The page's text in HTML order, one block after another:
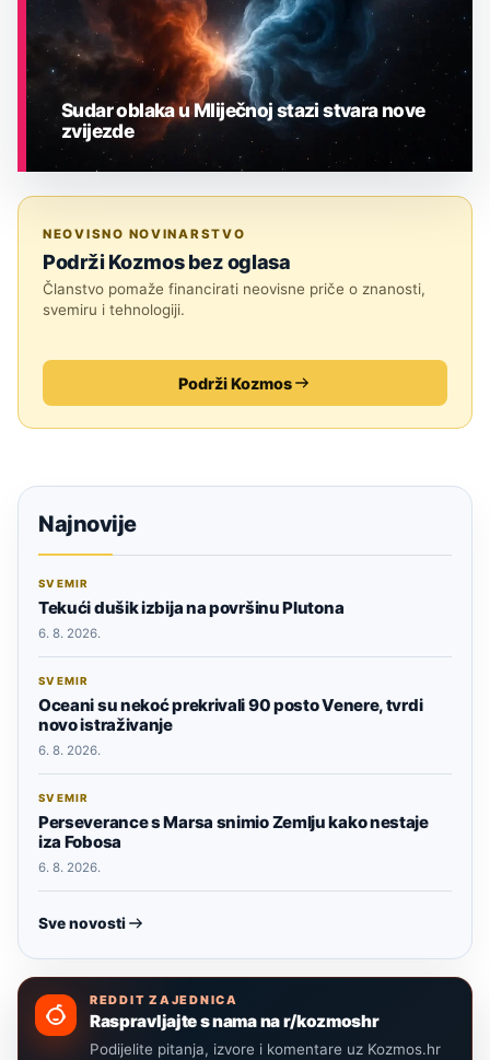
Sudar oblaka u Mliječnoj stazi stvara nove
zvijezde
NEOVISNO NOVINARSTVO
Podrži Kozmos bez oglasa
Članstvo pomaže financirati neovisne priče o znanosti,
svemiru i tehnologiji.
Podrži Kozmos
Najnovije
SVEMIR
Tekući dušik izbija na površinu Plutona
6. 8. 2026.
SVEMIR
Oceani su nekoć prekrivali 90 posto Venere, tvrdi
novo istraživanje
6. 8. 2026.
SVEMIR
Perseverance s Marsa snimio Zemlju kako nestaje
iza Fobosa
6. 8. 2026.
Sve novosti
REDDIT ZAJEDNICA
Raspravljajte s nama na r/kozmoshr
Podijelite pitanja, izvore i komentare uz Kozmos.hr